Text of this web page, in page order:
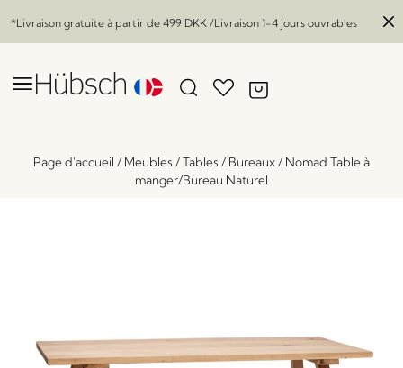
*Livraison gratuite à partir de 499 DKK /Livraison 1-4 jours ouvrables
Page d'accueil / Meubles /Tables / Bureaux/ Nomad Table à
manger/Bureau Naturel